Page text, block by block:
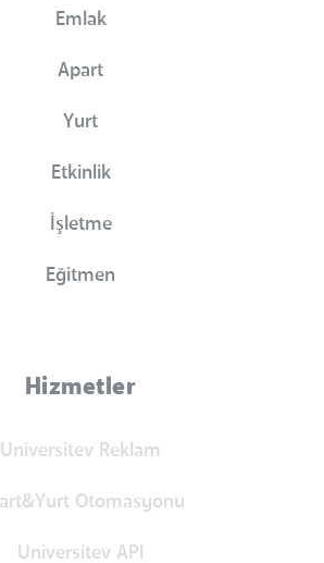
Emlak
Apart
Yurt
Etkinlik
İşletme
Eğitmen
Hizmetler
Universitev Reklam
Otomasyonu
Universitev API